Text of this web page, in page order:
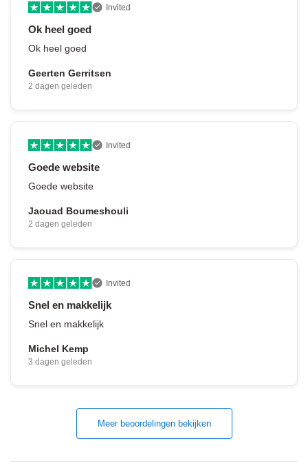
Invited
Ok heel goed
Ok heel goed
Geerten Gerritsen
2 dagen geleden
Invited
Goede website
Goede website
Jaouad Boumeshouli
2 dagen geleden
Invited
Snel en makkelijk
Snel en makkelijk
Michel Kemp
3 dagen geleden
Meer beoordelingen bekijken